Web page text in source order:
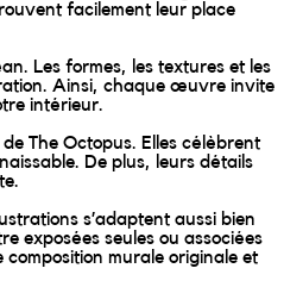
facilement leur place
Les formes, les textures et les
Ainsi, chaque œuvre invite
intérieur.
The Octopus. Elles célèbrent
De plus, leurs détails
s’adaptent aussi bien
exposées seules ou associées
murale originale et